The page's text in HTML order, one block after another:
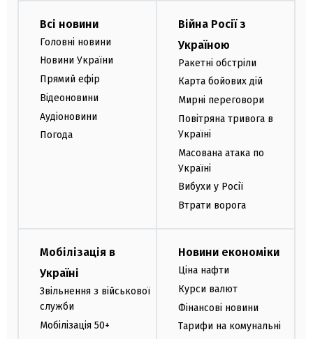
Всі новини
Головні новини
Новини України
Прямий ефір
Відеоновини
Аудіоновини
Погода
Війна Росії з
Україною
Ракетні обстріли
Карта бойових дій
Мирні переговори
Повітряна тривога в
Україні
Масована атака по
Україні
Вибухи у Росії
Втрати ворога
Мобілізація в
Україні
Звільнення з військової
служби
Мобілізація 50+
Новини економіки
Ціна нафти
Курси валют
Фінансові новини
Тарифи на комунальні